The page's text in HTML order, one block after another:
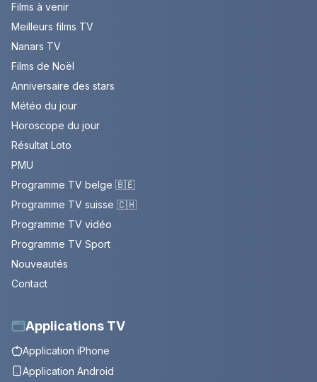
Films à venir
Meilleurs films TV
Nanars TV
Films de Noël
Anniversaire des stars
Météo du jour
Horoscope du jour
Résultat Loto
PMU
Programme TV belge 🇧🇪
Programme TV suisse 🇨🇭
Programme TV vidéo
Programme TV Sport
Nouveautés
Contact
Applications TV
Application iPhone
Application Android